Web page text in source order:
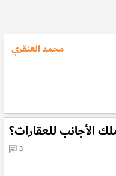
محمد العنقري
الأجانب للعقارات؟
3